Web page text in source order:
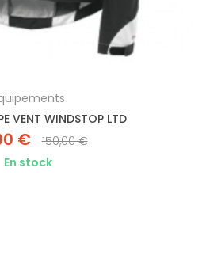
VENT WINDSTOP LTD
€
150,00 €
En stock